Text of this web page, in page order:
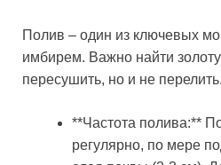
Полив – один из ключевых
имбирем. Важно найти
пересушить, но и не перелить.
**Частота полива:**
регулярно, по мере